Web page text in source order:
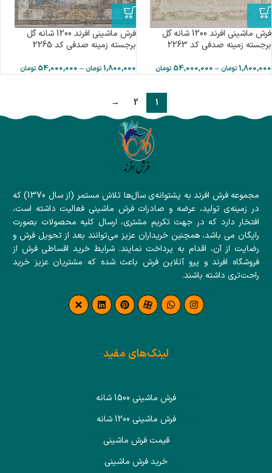
فرش ماشینی افرند 1200 شانه گل
برجسته زمینه صدفی کد 2263
1,800,000 تومان–
54,000,000 تومان
فرش ماشینی افرند 1200 شانه گل
برجسته زمینه صدفی کد 2265
1,800,000 تومان –
54,000,000 تومان
1
2
→
مجموعه فرش افرند به پشتوانه‌ی سال‌ها تلاش مستمر (از سال 1370) که
در زمینه‌ی تولید، عرضه و صادرات فرش ماشینی فعالیت داشته است،
افتخار دارد که در جهت تکریم مشتری، ارسال کلیه محصولات بصورت
رایگان می باشد، همچنین خریداران عزیز می‌توانند بعد از تحویل فرش و
رضایت از آن، اقدام به پرداخت نمایند. شرایط خرید اقساطی فرش از
فروشگاه افرند و پرو آنلاین فرش باعث شده که مشتریان عزیز خرید
راحت‌تری داشته باشند.
لینک‌های مفید
فرش ماشینی 1500 شانه
فرش ماشینی 1200 شانه
قیمت فرش ماشینی
خرید فرش ماشینی